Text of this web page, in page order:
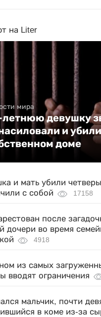
на Liter
мира
летнюю девушку
и
доме
и мать убили
с собой
17158
после
дочери во время
4918
из самых
вводят ограничения
мальчик, почти
в коме из-за